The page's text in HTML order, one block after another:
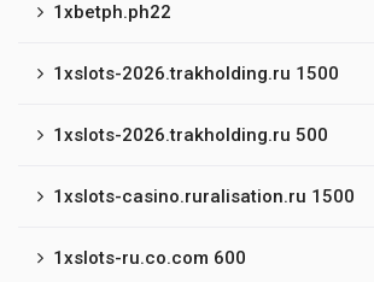
1xbetph.ph22
1xslots-2026.trakholding.ru 1500
1xslots-2026.trakholding.ru 500
1xslots-casino.ruralisation.ru 1500
1xslots-ru.co.com 600